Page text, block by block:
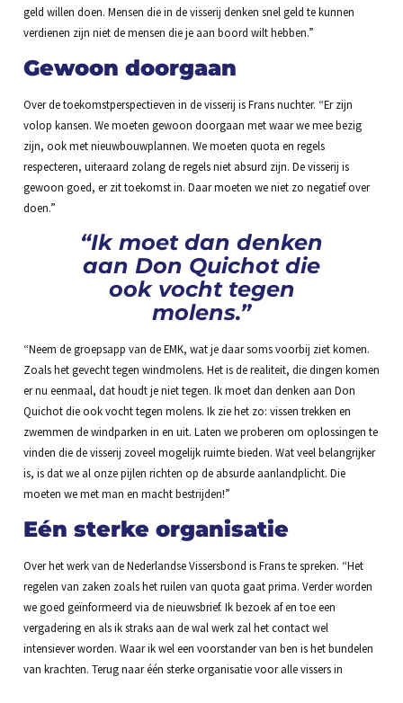
geld willen doen. Mensen die in de visserij denken snel geld te kunnen
verdienen zijn niet de mensen die je aan boord wilt hebben.”
Gewoon doorgaan
Over de toekomstperspectieven in de visserij is Frans nuchter. “Er zijn
volop kansen. We moeten gewoon doorgaan met waar we mee bezig
zijn, ook met nieuwbouwplannen. We moeten quota en regels
respecteren, uiteraard zolang de regels niet absurd zijn. De visserij is
gewoon goed, er zit toekomst in. Daar moeten we niet zo negatief over
doen.”
“Ik moet dan denken
aan Don Quichot die
ook vocht tegen
molens.”
“Neem de groepsapp van de EMK, wat je daar soms voorbij ziet komen.
Zoals het gevecht tegen windmolens. Het is de realiteit, die dingen komen
er nu eenmaal, dat houdt je niet tegen. Ik moet dan denken aan Don
Quichot die ook vocht tegen molens. Ik zie het zo: vissen trekken en
zwemmen de windparken in en uit. Laten we proberen om oplossingen te
vinden die de visserij zoveel mogelijk ruimte bieden. Wat veel belangrijker
is, is dat we al onze pijlen richten op de absurde aanlandplicht. Die
moeten we met man en macht bestrijden!”
Eén sterke organisatie
Over het werk van de Nederlandse Vissersbond is Frans te spreken. “Het
regelen van zaken zoals het ruilen van quota gaat prima. Verder worden
we goed geïnformeerd via de nieuwsbrief. Ik bezoek af en toe een
vergadering en als ik straks aan de wal werk zal het contact wel
intensiever worden. Waar ik wel een voorstander van ben is het bundelen
van krachten. Terug naar één sterke organisatie voor alle vissers in